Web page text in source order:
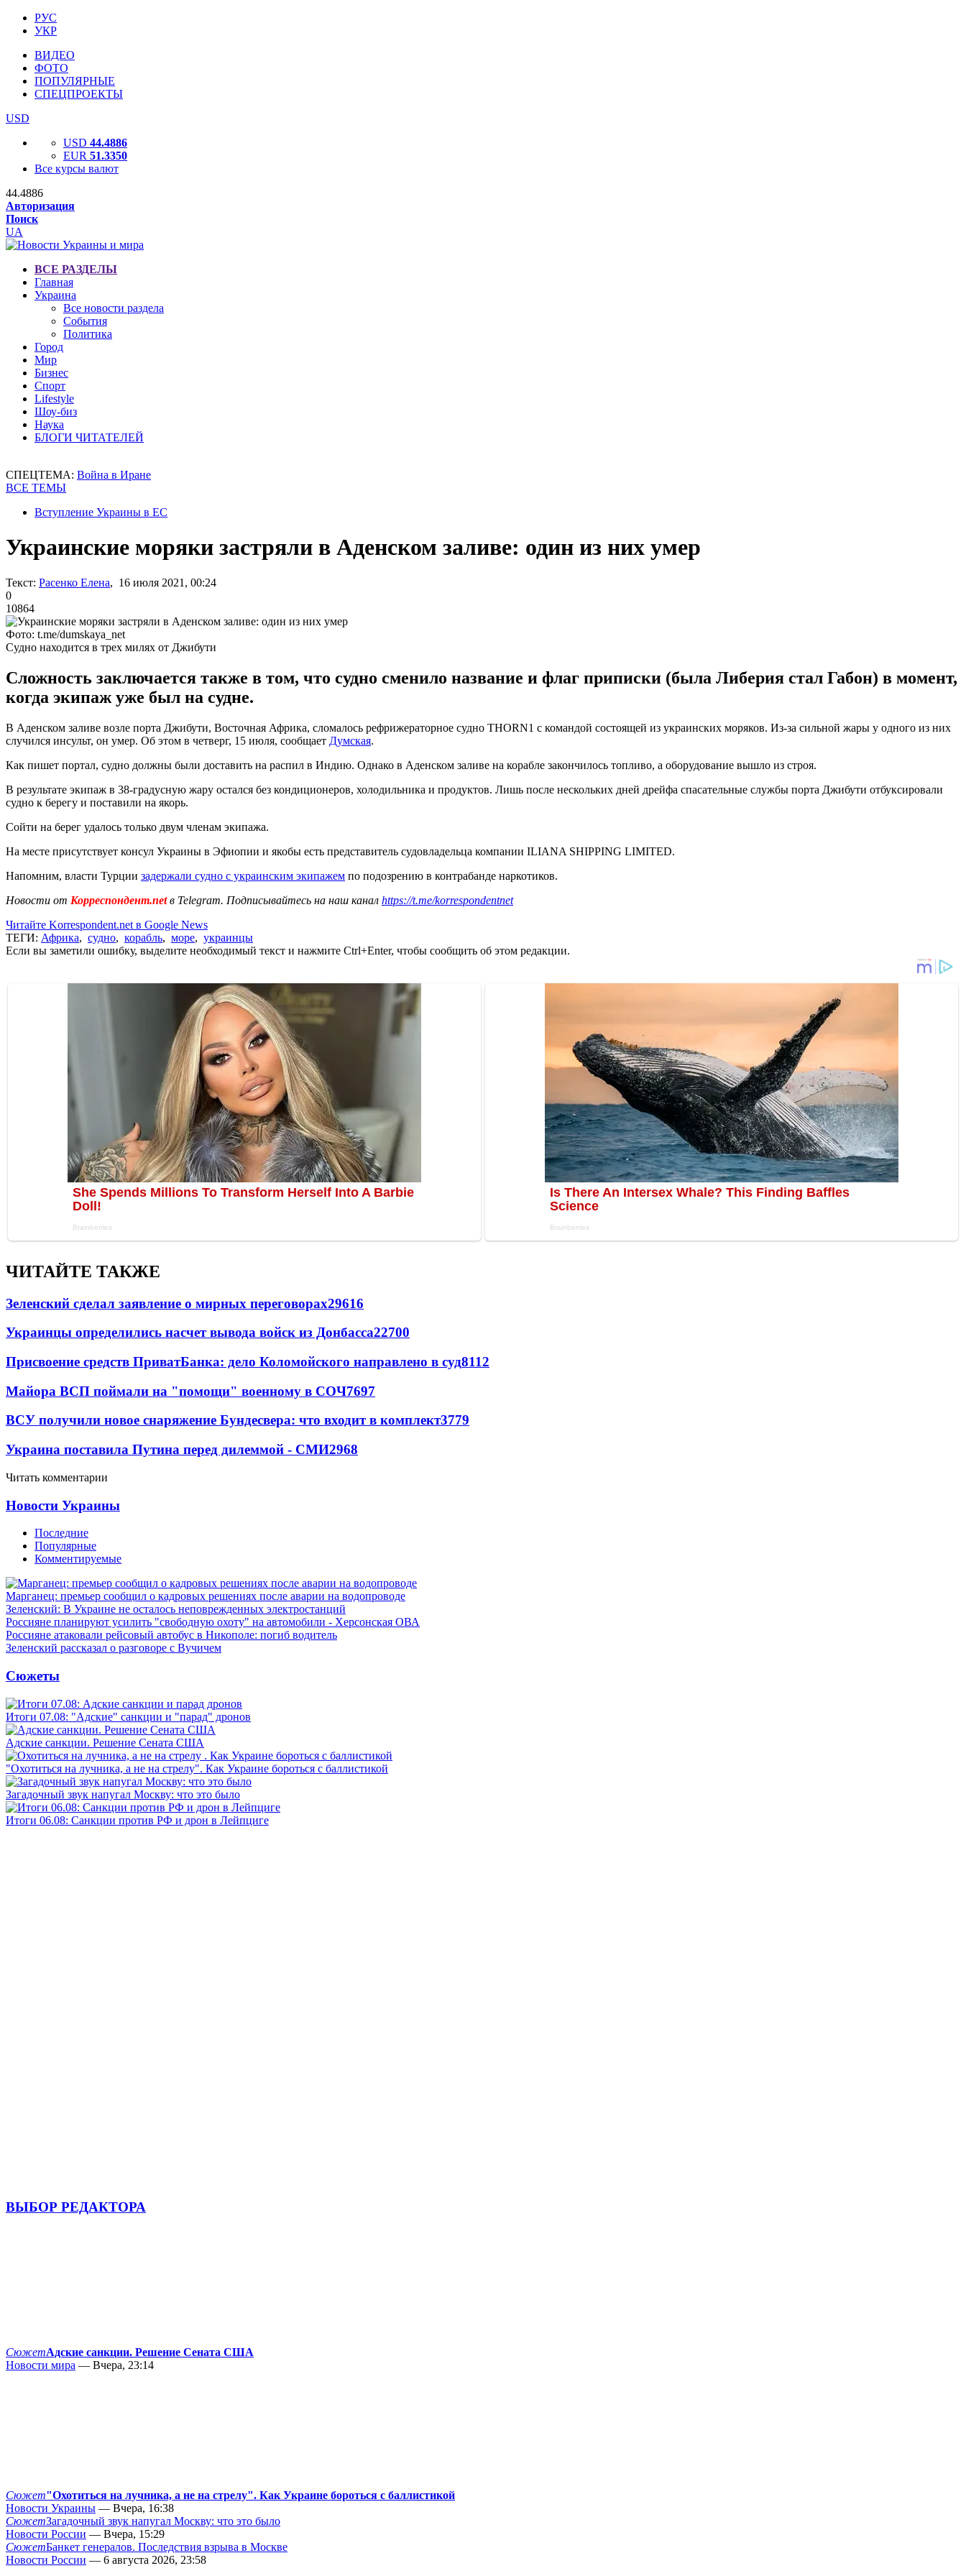
РУС
УКР
ВИДЕО
ФОТО
ПОПУЛЯРНЫЕ
СПЕЦПРОЕКТЫ
USD
USD 44.4886
EUR 51.3350
Все курсы валют
44.4886
Авторизация
Поиск
UA
ВСЕ РАЗДЕЛЫ
Главная
Украина
Все новости раздела
События
Политика
Город
Мир
Бизнес
Спорт
Lifestyle
Шоу-биз
Наука
БЛОГИ ЧИТАТЕЛЕЙ
СПЕЦТЕМА: Война в Иране
ВСЕ ТЕМЫ
Вступление Украины в ЕС
Украинские моряки застряли в Аденском заливе: один из них умер
Текст: Расенко Елена, 16 июля 2021, 00:24
0
10864
Фото: t.me/dumskaya_net
Судно находится в трех милях от Джибути
Сложность заключается также в том, что судно сменило название и флаг приписки (была Либерия стал Габон) в момент,
когда экипаж уже был на судне.
В Аденском заливе возле порта Джибути, Восточная Африка, сломалось рефрижераторное судно THORN1 с командой состоящей из украинских моряков. Из-за сильной жары у одного из них
случился инсульт, он умер. Об этом в четверг, 15 июля, сообщает Думская.
Как пишет портал, судно должны были доставить на распил в Индию. Однако в Аденском заливе на корабле закончилось топливо, а оборудование вышло из строя.
В результате экипаж в 38-градусную жару остался без кондиционеров, холодильника и продуктов. Лишь после нескольких дней дрейфа спасательные службы порта Джибути отбуксировали
судно к берегу и поставили на якорь.
Сойти на берег удалось только двум членам экипажа.
На месте присутствует консул Украины в Эфиопии и якобы есть представитель судовладельца компании ILIANA SHIPPING LIMITED.
Напомним, власти Турции задержали судно с украинским экипажем по подозрению в контрабанде наркотиков.
Новости от Корреспондент.netв Telegram. Подписывайтесь на наш канал https://t.me/korrespondentnet
Читайте Korrespondent.net в Google News
ТЕГИ: Африка, судно, корабль, море, украинцы
Если вы заметили ошибку, выделите необходимый текст и нажмите Ctrl+Enter, чтобы сообщить об этом редакции.
ЧИТАЙТЕ ТАКЖЕ
Зеленский сделал заявление о мирных переговорах29616
Украинцы определились насчет вывода войск из Донбасса22700
Присвоение средств ПриватБанка: дело Коломойского направлено в суд8112
Майора ВСП поймали на "помощи" военному в СОЧ7697
ВСУ получили новое снаряжение Бундесвера: что входит в комплект3779
Украина поставила Путина перед дилеммой - СМИ2968
Читать комментарии
Новости Украины
Последние
Популярные
Комментируемые
Марганец: премьер сообщил о кадровых решениях после аварии на водопроводе
Зеленский: В Украине не осталось неповрежденных электростанций
Россияне планируют усилить "свободную охоту" на автомобили - Херсонская ОВА
Россияне атаковали рейсовый автобус в Никополе: погиб водитель
Зеленский рассказал о разговоре с Вучичем
Сюжеты
Итоги 07.08: "Адские" санкции и "парад" дронов
Адские санкции. Решение Сената США
"Охотиться на лучника, а не на стрелу". Как Украине бороться с баллистикой
Загадочный звук напугал Москву: что это было
Итоги 06.08: Санкции против РФ и дрон в Лейпциге
ВЫБОР РЕДАКТОРА
СюжетАдские санкции. Решение Сената США
Новости мира — Вчера, 23:14
Сюжет"Охотиться на лучника, а не на стрелу". Как Украине бороться с баллистикой
Новости Украины — Вчера, 16:38
СюжетЗагадочный звук напугал Москву: что это было
Новости России — Вчера, 15:29
СюжетБанкет генералов. Последствия взрыва в Москве
Новости России — 6 августа 2026, 23:58